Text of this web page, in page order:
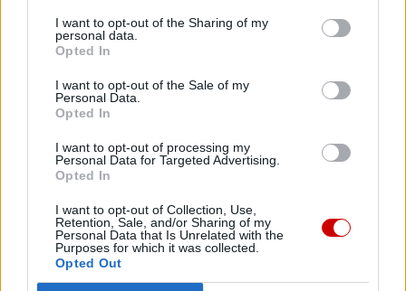
I want to opt-out of the Sharing of my
personal data.
Opted In
I want to opt-out of the Sale of my
Personal Data.
Opted In
I want to opt-out of processing my
Personal Data for Targeted Advertising.
Opted In
I want to opt-out of Collection, Use,
Retention, Sale, and/or Sharing of my
Personal Data that Is Unrelated with the
Purposes for which it was collected.
Opted Out
Link
Wersja do druku
KARD. GRZEGORZ RYŚ
Najnowsze
09 sierpnia 2026 | 12:46